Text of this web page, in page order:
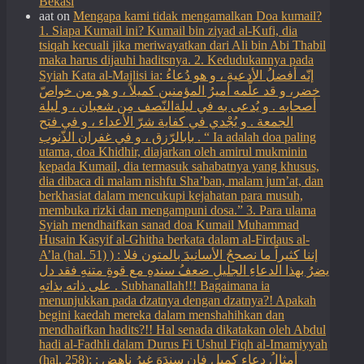
aat on Mengapa kami tidak mengamalkan Doa kumail?
1. Siapa Kumail ini? Kumail bin ziyad al-Kufi, dia
tsiqah kecuali jika meriwayatkan dari Ali bin Abi Thabil
maka harus dijauhi haditsnya. 2. Kedudukannya pada
Syiah Kata al-Majlisi ia: إنّه أفضلُ الأدعيةِ ، و هو دُعاءُ
خضر، و قد علّمه أميرُ المؤمنين كميلاً ، و هو من خواصّ
أصحابه . و يُدعى به في ليلةالنّصف مِن شعبان ، و ليلة
الجمعة . و يُجْدي في كفاية شرّ الأعداء ، و في فتح
بابالرّزق ، و في غفران الذّنوب . “ Ia adalah doa paling
utama, doa Khidhir, diajarkan oleh amirul mukminin
kepada Kumail, dia termasuk sahabatnya yang khusus,
dia dibaca di malam nishfu Sha’ban, malam jum’at, dan
berkhasiat dalam mencukupi kejahatan para musuh,
membuka rizki dan mengampuni dosa.” 3. Para ulama
Syiah mendhaifkan sanad doa Kumail Muhammad
Husain Kasyif al-Ghitha berkata dalam al-Firdaus al-
A’la (hal. 51) ) : إننا كثيراً ما نصححُ الأسانيدَ بالمتون فلا
يضرُ بهذا الدعاءِ الجليلِ ضعفُ سندهِ مع قوةِ متنهِ فقد دل
على ذاته بذاتهِ . Subhanallah!!! Bagaimana ia
menunjukkan pada dzatnya dengan dzatnya?! Apakah
begini kaedah mereka dalam menshahihkan dan
mendhaifkan hadits?!! Hal senada dikatakan oleh Abdul
hadi al-Fadhli dalam Durus Fi Ushul Fiqh al-Imamiyyah
(hal. 258): : أمثالُ دعاءِ كميلِ فإن سندَهَ غيرُ ناهضٍ